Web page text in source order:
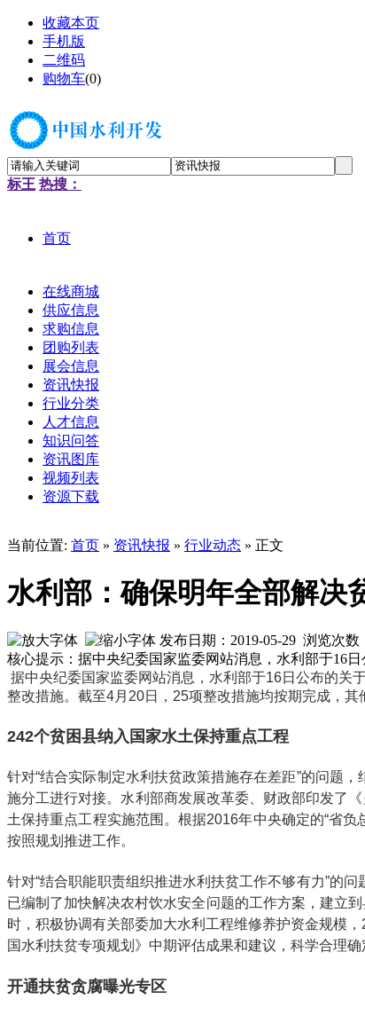
收藏本页
手机版
二维码
购物车(0)
标王 热搜：
首页
在线商城
供应信息
求购信息
团购列表
展会信息
资讯快报
行业分类
人才信息
知识问答
资讯图库
视频列表
资源下载
当前位置: 首页 » 资讯快报 » 行业动态 » 正文
水利部：确保明年全部解决
发布日期：2019-05-29 浏览次数
核心提示：据中央纪委国家监委网站消息，水利部于16
据中央纪委国家监委网站消息，水利部于16日公布的关
整改措施。截至4月20日，25项整改措施均按期完成，
242个贫困县纳入国家水土保持重点工程
针对“结合实际制定水利扶贫政策措施存在差距”的问题
施分工进行对接。水利部商发展改革委、财政部印发了
土保持重点工程实施范围。根据2016年中央确定的“省
按照规划推进工作。
针对“结合职能职责组织推进水利扶贫工作不够有力”的
已编制了加快解决农村饮水安全问题的工作方案，建立
时，积极协调有关部委加大水利工程维修养护资金规模
国水利扶贫专项规划》中期评估成果和建议，科学合理确
开通扶贫贪腐曝光专区